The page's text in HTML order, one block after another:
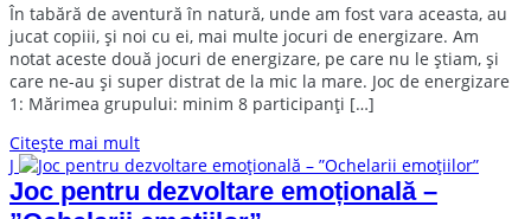
În tabără de aventură în natură, unde am fost vara aceasta, au
jucat copiii, și noi cu ei, mai multe jocuri de energizare. Am
notat aceste două jocuri de energizare, pe care nu le știam, și
care ne-au și super distrat de la mic la mare. Joc de energizare
1: Mărimea grupului: minim 8 participanți […]
Citește mai mult
J
Joc pentru dezvoltare emoțională –